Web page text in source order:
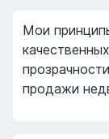
Мои
продажи